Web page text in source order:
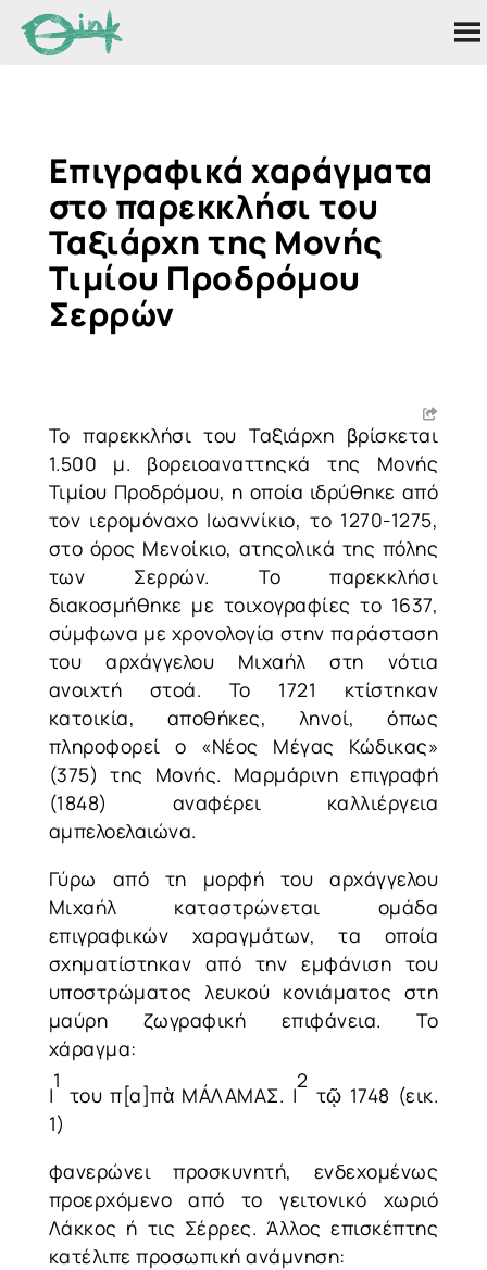
Επιγραφικά χαράγματα
στο παρεκκλήσι του
Ταξιάρχη της Μονής
Τιμίου Προδρόμου
Σερρών
Το παρεκκλήσι του Ταξιάρχη βρίσκεται
1.500 μ. βορειοαναττηςκά της Μονής
Τιμίου Προδρόμου, η οποία ιδρύθηκε από
τον ιερομόναχο Ιωαννίκιο, το 1270-1275,
στο όρος Μενοίκιο, ατηςολικά της πόλης
των Σερρών. Το παρεκκλήσι
διακοσμήθηκε με τοιχογραφίες το 1637,
σύμφωνα με χρονολογία στην παράσταση
του αρχάγγελου Μιχαήλ στη νότια
ανοιχτή στοά. Το 1721 κτίστηκαν
κατοικία, αποθήκες, ληνοί, όπως
πληροφορεί ο «Νέος Μέγας Κώδικας»
(375) της Μονής. Μαρμάρινη επιγραφή
(1848) αναφέρει καλλιέργεια
αμπελοελαιώνα.
Γύρω από τη μορφή του αρχάγγελου
Μιχαήλ καταστρώνεται ομάδα
επιγραφικών χαραγμάτων, τα οποία
σχηματίστηκαν από την εμφάνιση του
υποστρώματος λευκού κονιάματος στη
μαύρη ζωγραφική επιφάνεια. Το
χάραγμα:
|
1
του π[α]πὰ ΜÁΛΑΜΑΣ. |
2
τῷ 1748 (εικ.
1)
φανερώνει προσκυνητή, ενδεχομένως
προερχόμενο από το γειτονικό χωριό
Λάκκος ή τις Σέρρες. Άλλος επισκέπτης
κατέλιπε προσωπική ανάμνηση: